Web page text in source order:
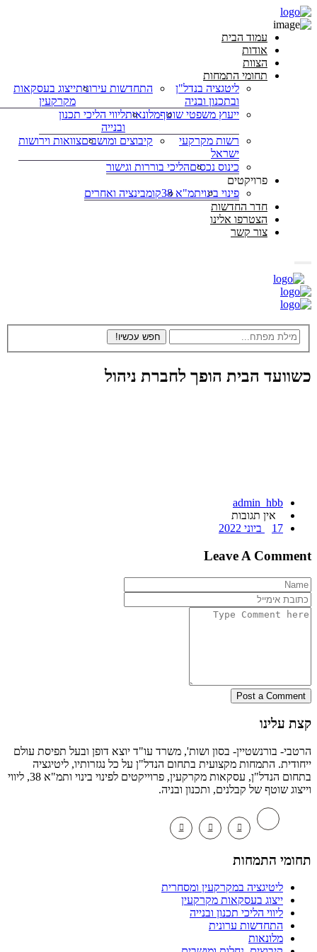
עמוד הבית
אודות
הצוות
תחומי התמחות
ליטגציה בנדל"ן
ובתכנון ובניה
התחדשות עירוניתייצוג בעסקאות
מקרקעין
ייעוץ משפטי שוטףמלונאותליווי הליכי תכנון
ובנייה
רשות מקרקעי
ישראל
קיבוצים ומושביםצוואות וירושות
כינוס נכסיםהליכי בוררות וגישור
פרויקטים
פינוי בינויתמ"א 38
קומבינציה ואחרים
חדר החדשות
הצטרפו אלינו
צור קשר
הבית הופך לחברת ניהול
admin_hbb
אין תגובות
Leave A
Post a
עלינו
בורנשטיין- בסון ושות', משרד עו"ד יוצא דופן ובעל תפיסת עולם
התמחות מקצועית בתחום הנדל"ן על כל נגזרותיו, ליטיגציה
בתחום הנדל"ן, עסקאות מקרקעין, פרוייקטים לפינוי בינוי ותמ"א 38, ליווי
שוטף של קבלנים, ותכנון ובניה.
התמחות
ליטיגציה במקרקעין ומסחרית
ייצוג בעסקאות מקרקעין
ליווי הליכי תכנון ובנייה
התחדשות ערונית
מלונאות